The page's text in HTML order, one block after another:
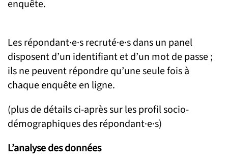
enquête.
Les répondant·e·s recruté·e·s dans un panel
disposent d’un identifiant et d’un mot de passe ;
ils ne peuvent répondre qu’une seule fois à
chaque enquête en ligne.
(plus de détails ci-après sur les profil socio-
démographiques des répondant·e·s)
L’analyse des données